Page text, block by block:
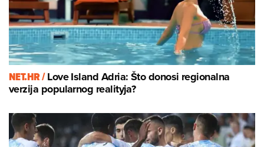
NET.HR /Love Island Adria: Što donosi regionalna
verzija popularnog realityja?